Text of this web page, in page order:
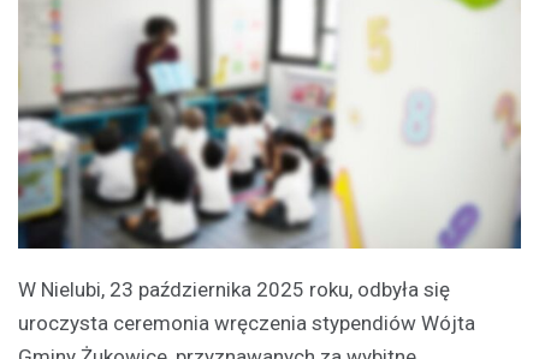
W Nielubi, 23 października 2025 roku, odbyła się
uroczysta ceremonia wręczenia stypendiów Wójta